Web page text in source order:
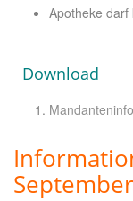
Apotheke darf
Download